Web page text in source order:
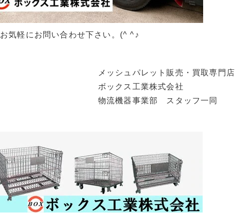
お気軽にお問い合わせ下さい。(^ ^♪
メッシュパレット販売・買取専門店
ボックス工業株式会社
物流機器事業部 スタッフ一同